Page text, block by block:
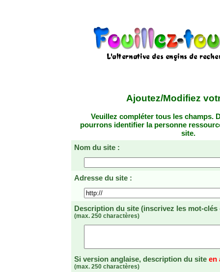
Ajoutez/Modifiez
Veuillez compléter tous les champs.
pourrons identifier la personne
site.
Nom du site :
Adresse du site :
Description du site (inscrivez les mot-
(max. 250 charactères)
Si version anglaise, description du site en
(max. 250 charactères)